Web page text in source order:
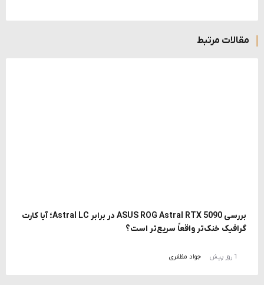
مقالات مرتبط
بررسی ASUS ROG Astral RTX 5090 در برابر Astral LC؛ آیا کارت
گرافیک خنک‌تر واقعاً سریع‌تر است؟
1 روز پیش جواد مظفری